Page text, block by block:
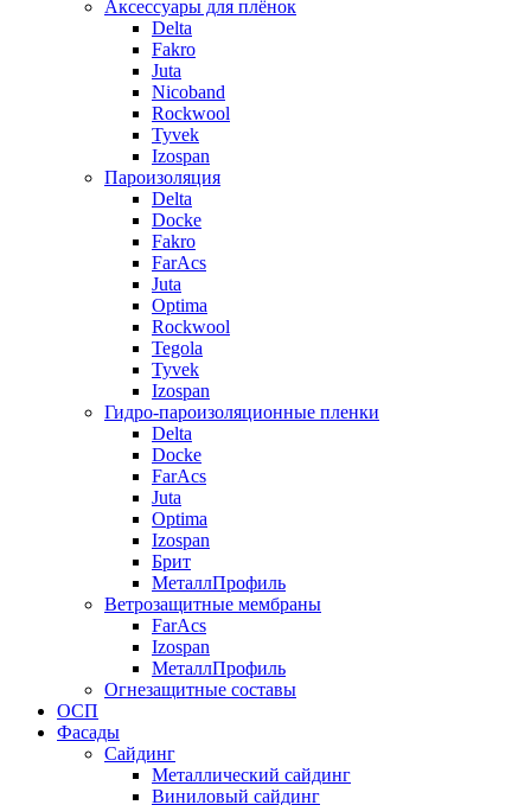
Аксессуары для плёнок
Delta
Fakro
Juta
Nicoband
Rockwool
Tyvek
Izospan
Пароизоляция
Delta
Docke
Fakro
FarAcs
Juta
Optima
Rockwool
Tegola
Tyvek
Izospan
Гидро-пароизоляционные пленки
Delta
Docke
FarAcs
Juta
Optima
Izospan
Брит
МеталлПрофиль
Ветрозащитные мембраны
FarAcs
Izospan
МеталлПрофиль
Огнезащитные составы
ОСП
Фасады
Сайдинг
Металлический сайдинг
Виниловый сайдинг